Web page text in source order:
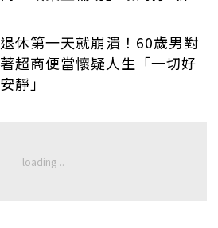
退休第一天就崩潰！60歲男對
著超商便當懷疑人生「一切好
安靜」